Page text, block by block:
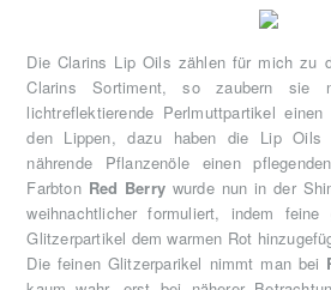
Die Clarins Lip Oils zählen für mich zu
Clarins Sortiment, so zaubern sie
lichtreflektierende Perlmuttpartikel
den Lippen, dazu haben die Lip Oils
nährende Pflanzenöle einen
Farbton Red Berry wurde nun in der
weihnachtlicher formuliert, indem feine
Glitzerpartikel dem warmen Rot
Die feinen Glitzerparikel nimmt man bei